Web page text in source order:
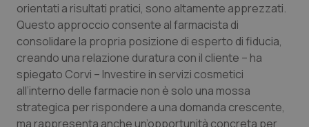
orientati a risultati pratici, sono altamente apprezzati.
Questo approccio consente al farmacista di
consolidare la propria posizione di esperto di fiducia,
creando una relazione duratura con il cliente – ha
spiegato Corvi – Investire in servizi cosmetici
all’interno delle farmacie non è solo una mossa
strategica per rispondere a una domanda crescente,
ma rappresenta anche un’opportunità concreta per
_ga
Google LLC
.quotidianosanita.it